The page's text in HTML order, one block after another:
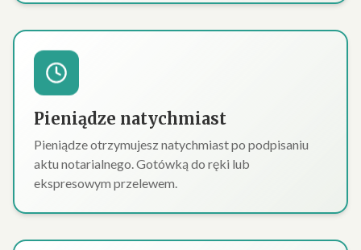
Pieniądze natychmiast
Pieniądze otrzymujesz natychmiast po podpisaniu
aktu notarialnego. Gotówką do ręki lub
ekspresowym przelewem.